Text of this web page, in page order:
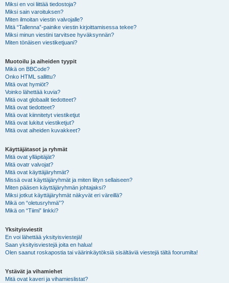
Miksi en voi liittää tiedostoja?
Miksi sain varoituksen?
Miten ilmoitan viestin valvojalle?
Mitä “Tallenna”-painike viestin kirjoittamisessa tekee?
Miksi minun viestini tarvitsee hyväksynnän?
Miten tönäisen viestiketjuani?
Muotoilu ja aiheiden tyypit
Mikä on BBCode?
Onko HTML sallittu?
Mitä ovat hymiöt?
Voinko lähettää kuvia?
Mitä ovat globaalit tiedotteet?
Mitä ovat tiedotteet?
Mitä ovat kiinnitetyt viestiketjut
Mitä ovat lukitut viestiketjut?
Mitä ovat aiheiden kuvakkeet?
Käyttäjätasot ja ryhmät
Mitä ovat ylläpitäjät?
Mitä ovatr valvojat?
Mitä ovat käyttäjäryhmät?
Missä ovat käyttäjäryhmät ja miten liityn sellaiseen?
Miten pääsen käyttäjäryhmän johtajaksi?
Miksi jotkut käyttäjäryhmät näkyvät eri väreillä?
Mikä on “oletusryhmä”?
Mikä on “Tiimi” linkki?
Yksityisviestit
En voi lähettää yksityisviestejä!
Saan yksityisviestejä joita en halua!
Olen saanut roskapostia tai väärinkäytöksiä sisältäviä viestejä tältä foorumilta!
Ystävät ja vihamiehet
Mitä ovat kaveri ja vihamieslistat?